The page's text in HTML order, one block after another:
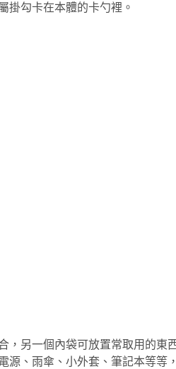
掛勾卡在本體的卡勺裡。
另一個內袋可放置常取用的
、雨傘、小外套、筆記本等等